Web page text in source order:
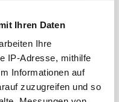
Ihren Daten
Ihre
IP-Adresse, mithilfe
Informationen auf
zuzugreifen und so
KREATION //